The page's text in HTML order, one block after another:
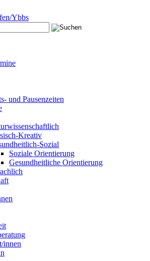
und Pausenzeiten
Kreativ
Sozial
Soziale Orientierung
Gesundheitliche Orientierung
innen